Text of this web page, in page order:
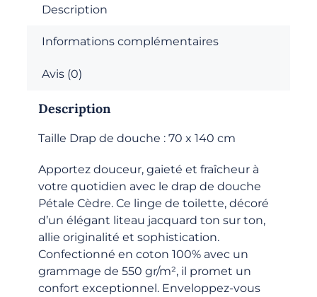
douche
Cèdre
Description
Informations complémentaires
Avis (0)
Description
Taille Drap de douche : 70 x 140 cm
Apportez douceur, gaieté et fraîcheur à
votre quotidien avec le drap de douche
Pétale Cèdre. Ce linge de toilette, décoré
d’un élégant liteau jacquard ton sur ton,
allie originalité et sophistication.
Confectionné en coton 100% avec un
grammage de 550 gr/m², il promet un
confort exceptionnel. Enveloppez-vous